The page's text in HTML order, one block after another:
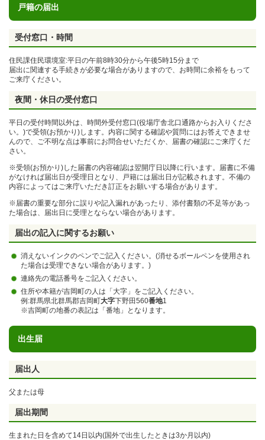
戸籍の届出
受付窓口・時間
住民課住民環境室:平日の午前8時30分から午後5時15分まで
届出に関連する手続きが必要な場合がありますので、お時間に余裕をもって
ご来庁ください。
夜間・休日の受付窓口
平日の受付時間以外は、時間外受付窓口(役場庁舎北口通路からお入りくださ
い。)で受領(お預かり)します。内容に関する確認や質問にはお答えできませ
んので、ご不明な点は事前にお問合せいただくか、届書の確認にご来庁くだ
さい。
※受領(お預かり)した届書の内容確認は翌開庁日以降に行います。届書に不備
がなければ届出日が受理日となり、戸籍には届出日が記載されます。不備の
内容によってはご来庁いただき訂正をお願いする場合があります。
※届書の重要な部分に誤りや記入漏れがあったり、添付書類の不足等があっ
た場合は、届出日に受理とならない場合があります。
届出の記入に関するお願い
消えないインクのペンでご記入ください。(消せるボールペンを使用され
た場合は受理できない場合があります。)
連絡先の電話番号をご記入ください。
住所や本籍が吉岡町の人は「大字」をご記入ください。
例:群馬県北群馬郡吉岡町大字下野田560番地1
※吉岡町の地番の表記は「番地」となります。
出生届
届出人
父または母
届出期間
生まれた日を含めて14日以内(国外で出生したときは3か月以内)